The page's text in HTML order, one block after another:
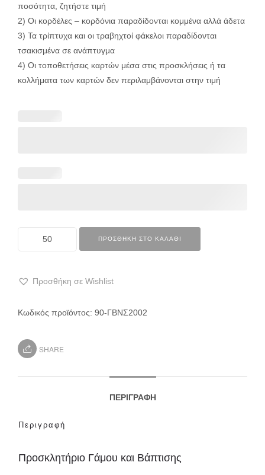
ποσότητα, ζητήστε τιμή
2) Οι κορδέλες – κορδόνια παραδίδονται κομμένα αλλά άδετα
3) Τα τρίπτυχα και οι τραβηχτοί φάκελοι παραδίδονται
τσακισμένα σε ανάπτυγμα
4) Οι τοποθετήσεις καρτών μέσα στις προσκλήσεις ή τα
κολλήματα των καρτών δεν περιλαμβάνονται στην τιμή
ΠΡΟΣΘΉΚΗ ΣΤΟ ΚΑΛΆΘΙ
Προσθήκη σε Wishlist
Κωδικός προϊόντος: 90-ΓΒΝΣ2002
SHARE
ΠΕΡΙΓΡΑΦΉ
Περιγραφή
Προσκλητήριο Γάμου και Βάπτισης